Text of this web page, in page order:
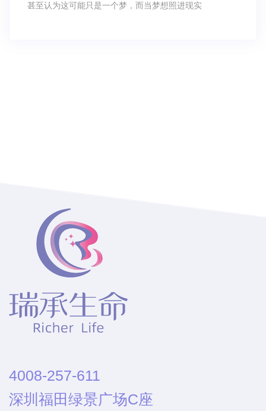
甚至认为这可能只是一个梦，而当梦想照进现实
4008-257-611
深圳福田绿景广场C座